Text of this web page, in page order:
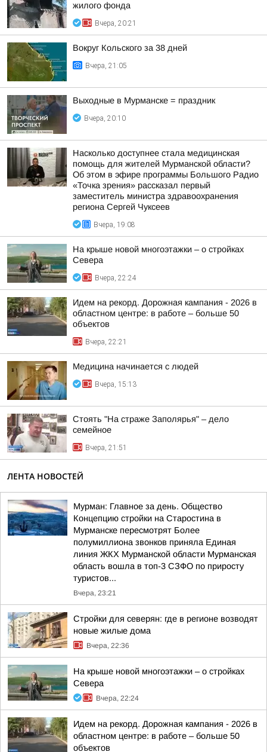
жилого фонда
Вчера, 20:21
Вокруг Кольского за 38 дней
Вчера, 21:05
Выходные в Мурманске = праздник
Вчера, 20:10
Насколько доступнее стала медицинская
помощь для жителей Мурманской области?
Об этом в эфире программы Большого Радио
«Точка зрения» рассказал первый
заместитель министра здравоохранения
региона Сергей Чуксеев
Вчера, 19:08
На крыше новой многоэтажки – о стройках
Севера
Вчера, 22:24
Идем на рекорд. Дорожная кампания - 2026 в
областном центре: в работе – больше 50
объектов
Вчера, 22:21
Медицина начинается с людей
Вчера, 15:13
Стоять "На страже Заполярья" – дело
семейное
Вчера, 21:51
ЛЕНТА НОВОСТЕЙ
Мурман: Главное за день. Общество
Концепцию стройки на Старостина в
Мурманске пересмотрят Более
полумиллиона звонков приняла Единая
линия ЖКХ Мурманской области Мурманская
область вошла в топ-3 СЗФО по приросту
туристов...
Вчера, 23:21
Стройки для северян: где в регионе возводят
новые жилые дома
Вчера, 22:36
На крыше новой многоэтажки – о стройках
Севера
Вчера, 22:24
Идем на рекорд. Дорожная кампания - 2026 в
областном центре: в работе – больше 50
объектов